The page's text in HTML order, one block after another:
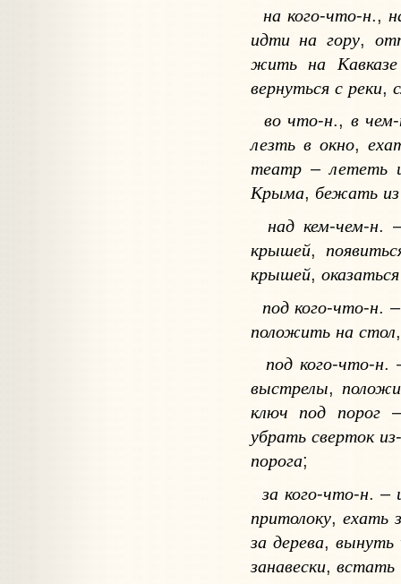
на кого-что-н.,
идти на гору,
жить на Кавказе
вернуться с реки,
во что-н., в чем-
лезть в окно,
театр–лететь
Крыма, бежать из
над кем-чем-н.
крышей,
крышей, оказаться
под кого-что-н .
положить на стол
под кого-что-н.
выстрелы,
ключ под порог
убрать сверток из-
порога;
за кого-что-н. –
притолоку, ехать
за дерева, вынуть
занавески, встать